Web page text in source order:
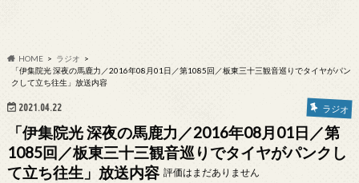
HOME
ラジオ
「伊集院光 深夜の馬鹿力／2016年08月01日／第1085回／板東三十三観音巡りでタイヤがパン
クして立ち往生」放送内容
2021.04.22 ラジオ
「伊集院光 深夜の馬鹿力／2016年08月01日／第
1085回／板東三十三観音巡りでタイヤがパンクし
て立ち往生」放送内容 評価はまだありません